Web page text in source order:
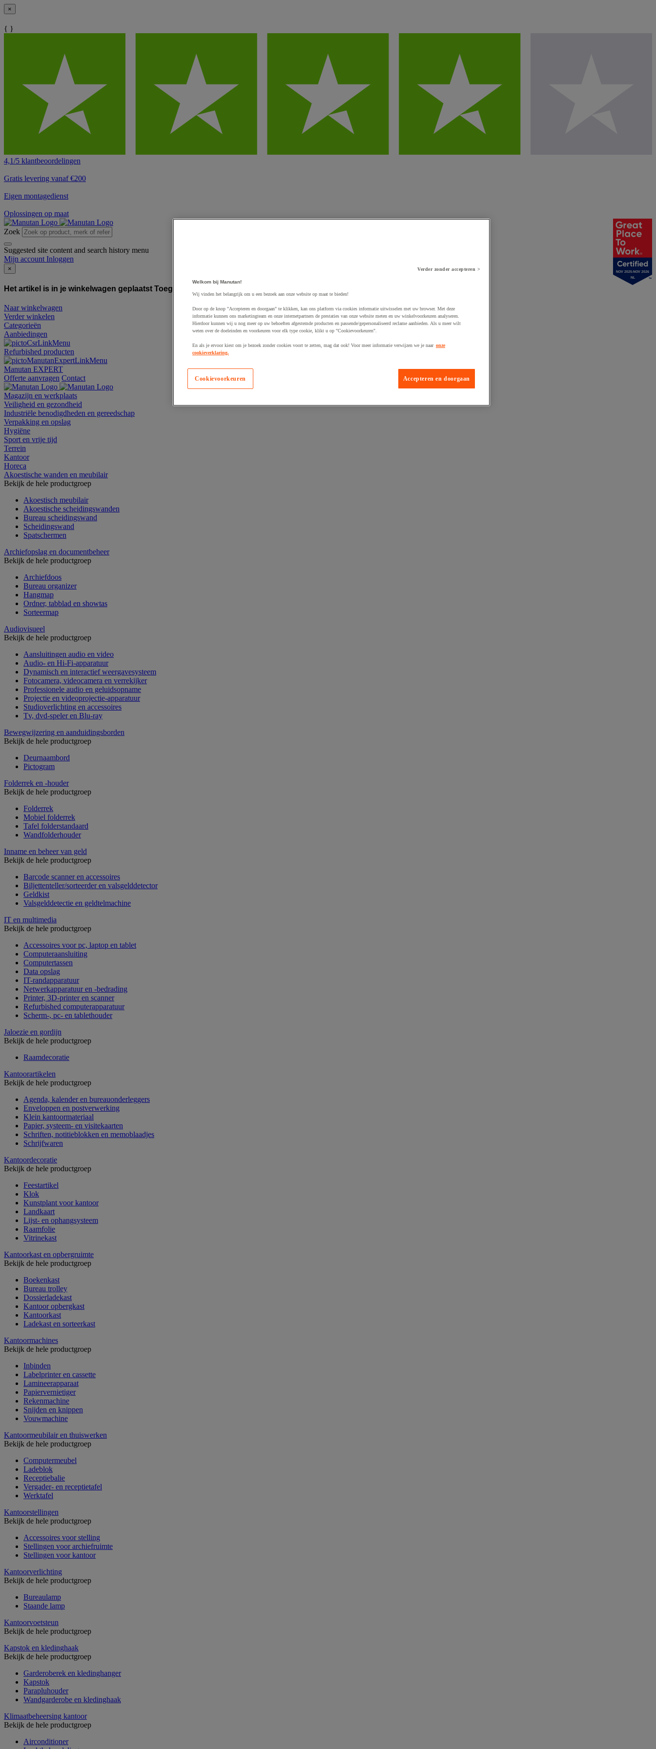
×
{ }
4,1/5 klantbeoordelingen
Gratis levering vanaf €200
Eigen montagedienst
Oplossingen op maat
Zoek
Suggested site content and search history menu
Mijn account Inloggen
×
Het artikel is in je winkelwagen geplaatst Toegevoegd aan winkelwagen
Naar winkelwagen
Verder winkelen
Categorieën
Aanbiedingen
Refurbished producten
Manutan EXPERT
Offerte aanvragen Contact
Magazijn en werkplaats
Veiligheid en gezondheid
Industriële benodigdheden en gereedschap
Verpakking en opslag
Hygiëne
Sport en vrije tijd
Terrein
Kantoor
Horeca
Akoestische wanden en meubilair
Bekijk de hele productgroep
Akoestisch meubilair
Akoestische scheidingswanden
Bureau scheidingswand
Scheidingswand
Spatschermen
Archiefopslag en documentbeheer
Bekijk de hele productgroep
Archiefdoos
Bureau organizer
Hangmap
Ordner, tabblad en showtas
Sorteermap
Audiovisueel
Bekijk de hele productgroep
Aansluitingen audio en video
Audio- en Hi-Fi-apparatuur
Dynamisch en interactief weergavesysteem
Fotocamera, videocamera en verrekijker
Professionele audio en geluidsopname
Projectie en videoprojectie-apparatuur
Studioverlichting en accessoires
Tv, dvd-speler en Blu-ray
Bewegwijzering en aanduidingsborden
Bekijk de hele productgroep
Deurnaambord
Pictogram
Folderrek en -houder
Bekijk de hele productgroep
Folderrek
Mobiel folderrek
Tafel folderstandaard
Wandfolderhouder
Inname en beheer van geld
Bekijk de hele productgroep
Barcode scanner en accessoires
Biljettenteller/sorteerder en valsgelddetector
Geldkist
Valsgelddetectie en geldtelmachine
IT en multimedia
Bekijk de hele productgroep
Accessoires voor pc, laptop en tablet
Computeraansluiting
Computertassen
Data opslag
IT-randapparatuur
Netwerkapparatuur en -bedrading
Printer, 3D-printer en scanner
Refurbished computerapparatuur
Scherm-, pc- en tablethouder
Jaloezie en gordijn
Bekijk de hele productgroep
Raamdecoratie
Kantoorartikelen
Bekijk de hele productgroep
Agenda, kalender en bureauonderleggers
Enveloppen en postverwerking
Klein kantoormateriaal
Papier, systeem- en visitekaarten
Schriften, notitieblokken en memoblaadjes
Schrijfwaren
Kantoordecoratie
Bekijk de hele productgroep
Feestartikel
Klok
Kunstplant voor kantoor
Landkaart
Lijst- en ophangsysteem
Raamfolie
Vitrinekast
Kantoorkast en opbergruimte
Bekijk de hele productgroep
Boekenkast
Bureau trolley
Dossierladekast
Kantoor opbergkast
Kantoorkast
Ladekast en sorteerkast
Kantoormachines
Bekijk de hele productgroep
Inbinden
Labelprinter en cassette
Lamineerapparaat
Papiervernietiger
Rekenmachine
Snijden en knippen
Vouwmachine
Kantoormeubilair en thuiswerken
Bekijk de hele productgroep
Computermeubel
Ladeblok
Receptiebalie
Vergader- en receptietafel
Werktafel
Kantoorstellingen
Bekijk de hele productgroep
Accessoires voor stelling
Stellingen voor archiefruimte
Stellingen voor kantoor
Kantoorverlichting
Bekijk de hele productgroep
Bureaulamp
Staande lamp
Kantoorvoetsteun
Bekijk de hele productgroep
Kapstok en kledinghaak
Bekijk de hele productgroep
Garderoberek en kledinghanger
Kapstok
Parapluhouder
Wandgarderobe en kledinghaak
Klimaatbeheersing kantoor
Bekijk de hele productgroep
Airconditioner
NOV 2025-NOV 2026
NL
Verder zonder accepteren >
Welkom bij Manutan!
Wij vinden het belangrijk om u een bezoek aan onze website op maat te bieden!
Door op de knop "Accepteren en doorgaan" te klikken, kan ons platform via cookies informatie uitwisselen met uw browser. Met deze
informatie kunnen ons marketingteam en onze internetpartners de prestaties van onze website meten en uw winkelvoorkeuren analyseren.
Hierdoor kunnen wij u nog meer op uw behoeften afgestemde producten en passende/gepersonaliseerd reclame aanbieden. Als u meer wilt
weten over de doeleinden en voorkeuren voor elk type cookie, klikt u op "Cookievoorkeuren".
En als je ervoor kiest om je bezoek zonder cookies voort te zetten, mag dat ook! Voor meer informatie verwijzen we je naar onze
cookieverklaring.
Accepteren en doorgaan
Cookievoorkeuren